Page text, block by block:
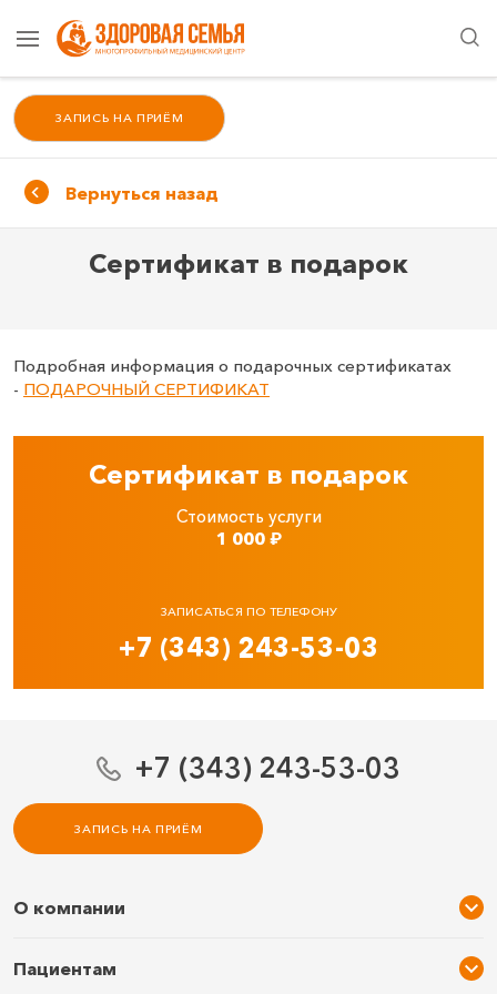
ЗАПИСЬ НА ПРИЁМ
Вернуться назад
Сертификат в подарок
Подробная информация о подарочных сертификатах
- ПОДАРОЧНЫЙ СЕРТИФИКАТ
Сертификат в подарок
Стоимость услуги
1 000₽
ЗАПИСАТЬСЯ ПО ТЕЛЕФОНУ
+7 (343) 243-53-03
+7 (343) 243-53-03
ЗАПИСЬ НА ПРИЁМ
О компании
Услуги и цены
Пациентам